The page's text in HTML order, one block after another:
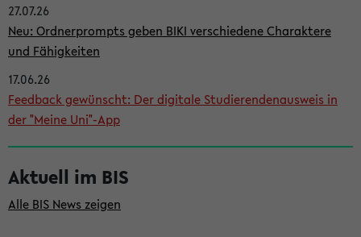
e
i
s
t
e
27.07.26
Neu: Ordnerprompts geben BIKI verschiedene Charaktere
und Fähigkeiten
17.06.26
Feedback gewünscht: Der digitale Studierendenausweis in
der "Meine Uni"-App
Aktuell im BIS
Alle BIS News zeigen